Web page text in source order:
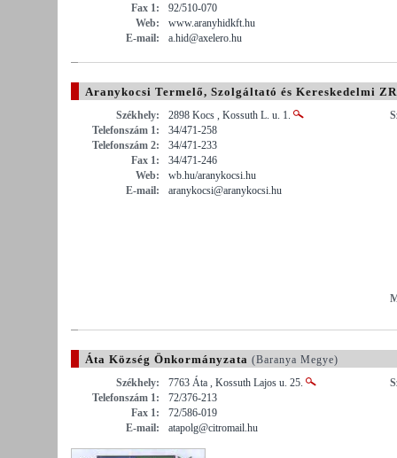
Fax 1:
92/510-070
Web:
www.aranyhidkft.hu
E-mail:
a.hid@axelero.hu
Aranykocsi Termelő, Szolgáltató és Kereskedelmi
Székhely:
2898 Kocs , Kossuth L. u. 1.
Telefonszám 1:
34/471-258
Telefonszám 2:
34/471-233
Fax 1:
34/471-246
Web:
wb.hu/aranykocsi.hu
E-mail:
aranykocsi@aranykocsi.hu
Áta Község Önkormányzata (Baranya Megye)
Székhely:
7763 Áta , Kossuth Lajos u. 25.
Telefonszám 1:
72/376-213
Fax 1:
72/586-019
E-mail:
atapolg@citromail.hu